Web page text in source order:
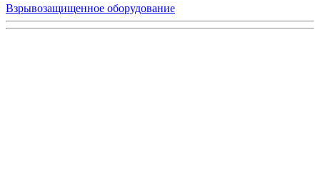
Взрывозащищенное оборудование